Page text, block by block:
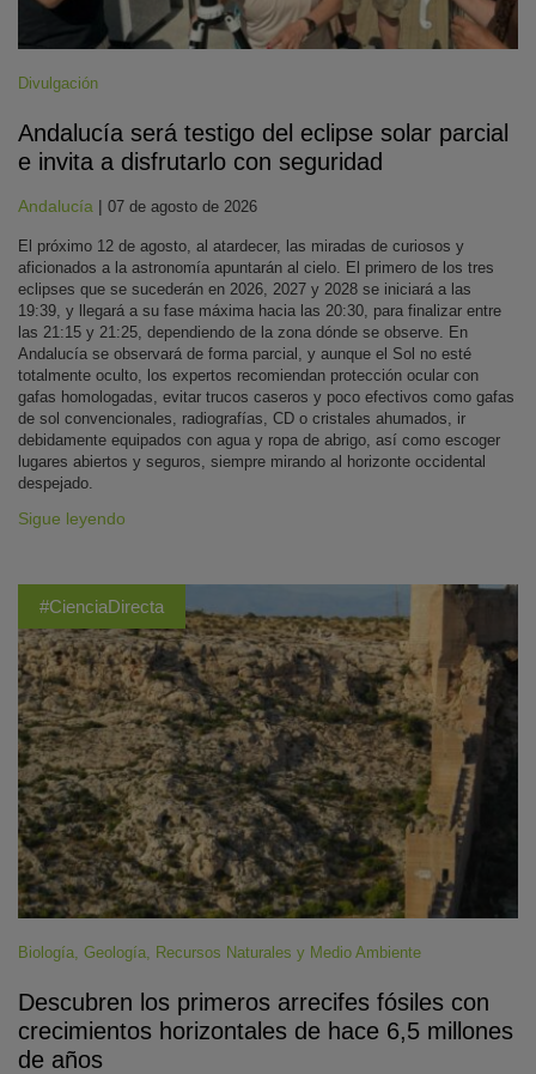
Divulgación
Andalucía será testigo del eclipse solar parcial
e invita a disfrutarlo con seguridad
Andalucía | 07 de agosto de 2026
El próximo 12 de agosto, al atardecer, las miradas de curiosos y
aficionados a la astronomía apuntarán al cielo. El primero de los tres
eclipses que se sucederán en 2026, 2027 y 2028 se iniciará a las
19:39, y llegará a su fase máxima hacia las 20:30, para finalizar entre
las 21:15 y 21:25, dependiendo de la zona dónde se observe. En
Andalucía se observará de forma parcial, y aunque el Sol no esté
totalmente oculto, los expertos recomiendan protección ocular con
gafas homologadas, evitar trucos caseros y poco efectivos como gafas
de sol convencionales, radiografías, CD o cristales ahumados, ir
debidamente equipados con agua y ropa de abrigo, así como escoger
lugares abiertos y seguros, siempre mirando al horizonte occidental
despejado.
Sigue leyendo
#CienciaDirecta
Biología Geología Recursos Naturales y Medio Ambiente
Descubren los primeros arrecifes fósiles con
crecimientos horizontales de hace 6,5 millones
de años